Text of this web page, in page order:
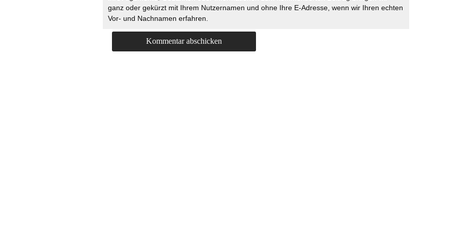
ganz oder gekürzt mit Ihrem Nutzernamen und ohne Ihre E-Adresse, wenn wir Ihren echten
Vor- und Nachnamen erfahren.